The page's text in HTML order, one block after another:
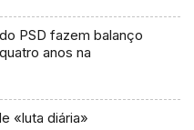
PSD fazem balanço
anos na
«luta diária»